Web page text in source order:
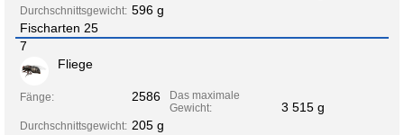
Durchschnittsgewicht: 596 g
Fischarten 25
7
Fliege
Fänge: 2586
Das maximale
Gewicht:
3 515 g
Durchschnittsgewicht: 205 g